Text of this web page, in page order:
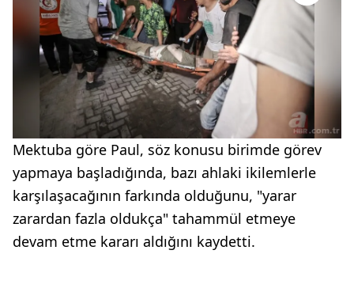
Mektuba göre Paul, söz konusu birimde görev
yapmaya başladığında, bazı ahlaki ikilemlerle
karşılaşacağının farkında olduğunu, "yarar
zarardan fazla oldukça" tahammül etmeye
devam etme kararı aldığını kaydetti.